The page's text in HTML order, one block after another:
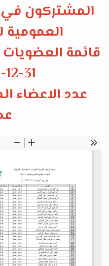
المشتركون
العمومية
قائمة العضويات
31-12-2023م